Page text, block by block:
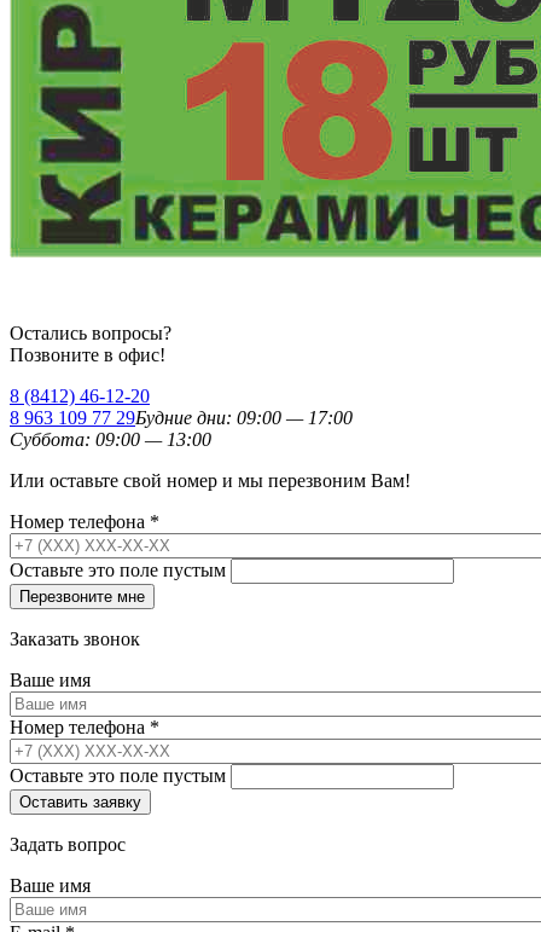
Остались вопросы?
Позвоните в офис!
8 (8412) 46-12-20
8 963 109 77 29Будние дни: 09:00 — 17:00
Суббота: 09:00 — 13:00
Или оставьте свой номер и мы перезвоним Вам!
Номер телефона *
Оставьте это поле пустым
Заказать звонок
Ваше имя
Номер телефона *
Оставьте это поле пустым
Задать вопрос
Ваше имя